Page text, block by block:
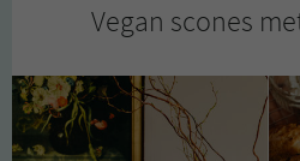
Vegan scones